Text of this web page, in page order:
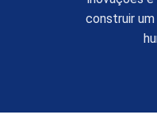
construir